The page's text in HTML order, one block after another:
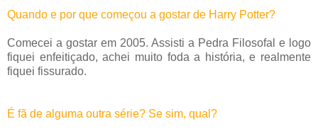
Quando e por que começou a gostar de Harry Potter?
Comecei a gostar em 2005. Assisti a Pedra Filosofal e logo
fiquei enfeitiçado, achei muito foda a história, e realmente
fiquei fissurado.
É fã de alguma outra série? Se sim, qual?